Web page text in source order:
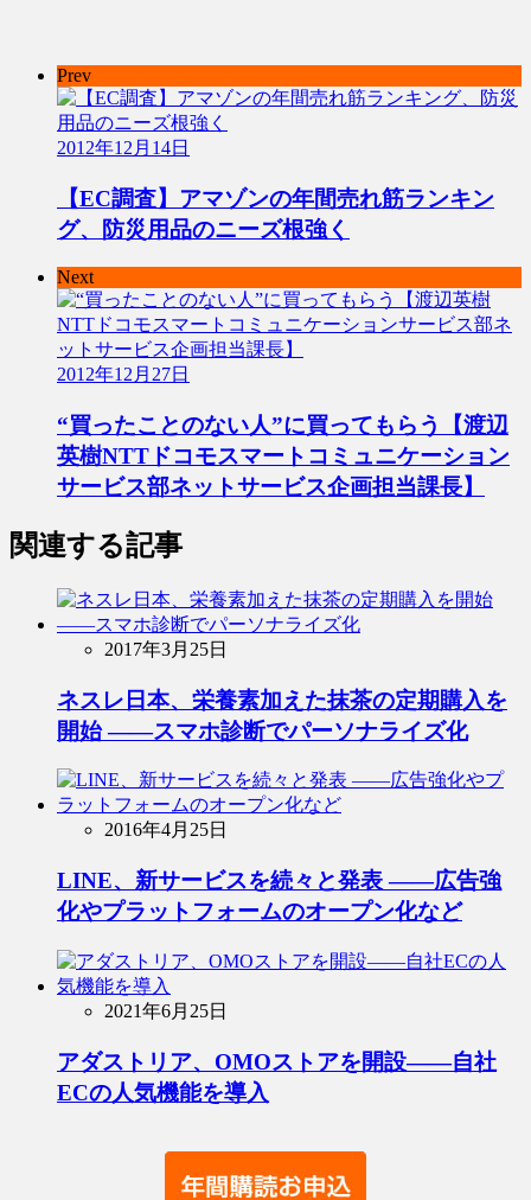
Prev
2012年12月14日
【EC調査】アマゾンの年間売れ筋ランキン
グ、防災用品のニーズ根強く
Next
2012年12月27日
“買ったことのない人”に買ってもらう【渡辺
英樹NTTドコモスマートコミュニケーション
サービス部ネットサービス企画担当課長】
関連する記事
2017年3月25日
ネスレ日本、栄養素加えた抹茶の定期購入を
開始 ――スマホ診断でパーソナライズ化
2016年4月25日
LINE、新サービスを続々と発表 ――広告強
化やプラットフォームのオープン化など
2021年6月25日
アダストリア、OMOストアを開設――自社
ECの人気機能を導入